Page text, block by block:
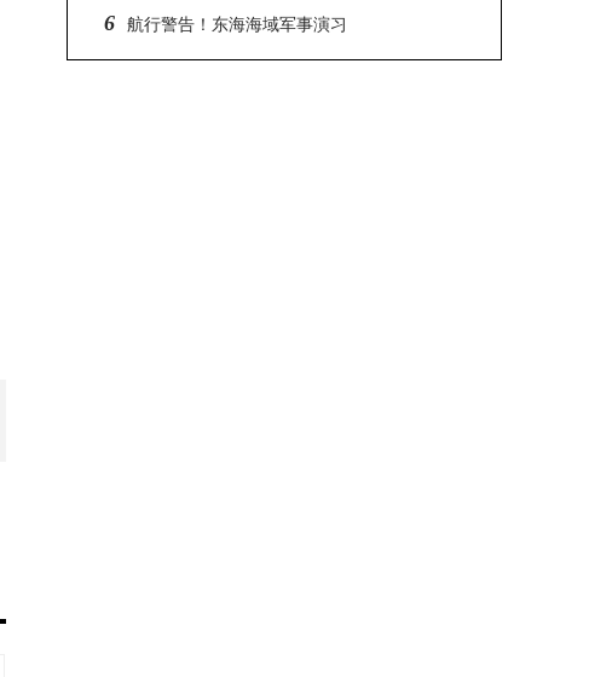
排公布
6 航行警告！东海海域军事演习